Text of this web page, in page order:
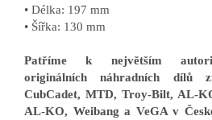
• Délka: 197 mm
• Šířka: 130 mm
Patříme k největším
originálních náhradních dílů
CubCadet, MTD, Troy-Bilt, AL-
AL-KO, Weibang a VeGA v